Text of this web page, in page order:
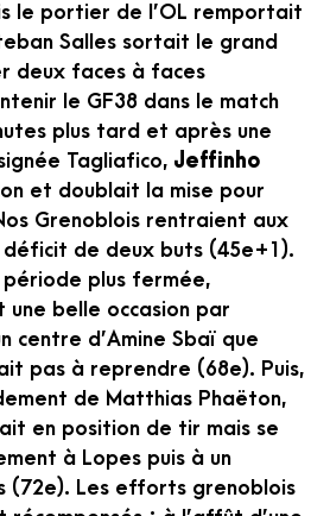
le portier de l’OL remportait
Salles sortait le grand
deux faces à faces
le GF38 dans le match
plus tard et après une
Tagliafico, Jeffinho
et doublait la mise pour
Grenoblois rentraient aux
déficit de deux buts (45e+1).
période plus fermée,
une belle occasion par
centre d’Amine Sbaï que
pas à reprendre (68e). Puis,
de Matthias Phaëton,
en position de tir mais se
à Lopes puis à un
(72e). Les efforts grenoblois